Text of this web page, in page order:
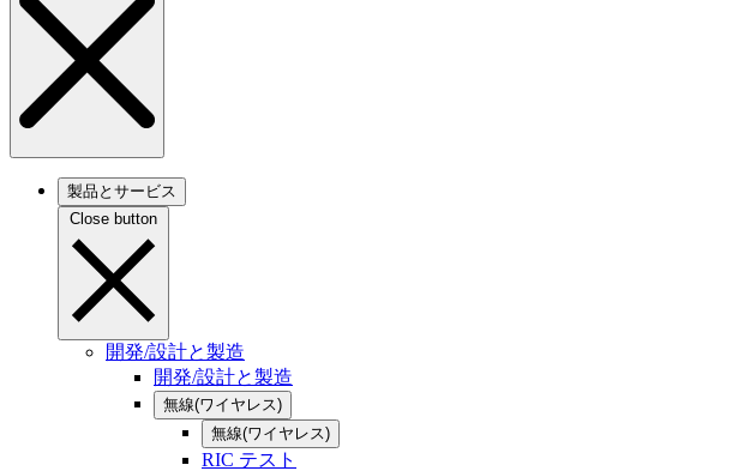
製品とサービス
Close button
開発/設計と製造
開発/設計と製造
無線(ワイヤレス)
無線(ワイヤレス)
RIC テスト